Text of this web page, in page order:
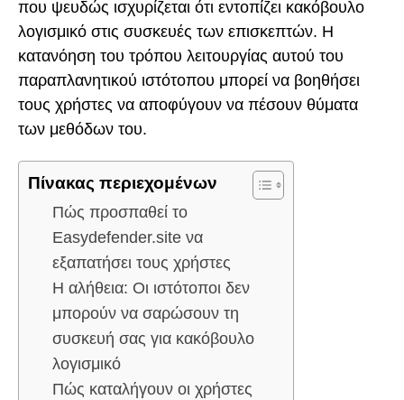
που ψευδώς ισχυρίζεται ότι εντοπίζει κακόβουλο
λογισμικό στις συσκευές των επισκεπτών. Η
κατανόηση του τρόπου λειτουργίας αυτού του
παραπλανητικού ιστότοπου μπορεί να βοηθήσει
τους χρήστες να αποφύγουν να πέσουν θύματα
των μεθόδων του.
Πίνακας περιεχομένων
Πώς προσπαθεί το
Easydefender.site να
εξαπατήσει τους χρήστες
Η αλήθεια: Οι ιστότοποι δεν
μπορούν να σαρώσουν τη
συσκευή σας για κακόβουλο
λογισμικό
Πώς καταλήγουν οι χρήστες